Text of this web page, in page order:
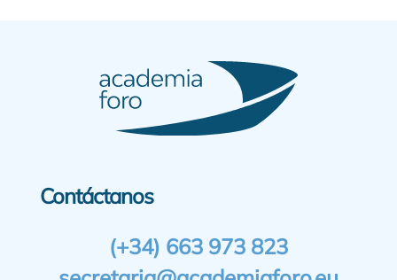
Contáctanos
(+34) 663 973 823